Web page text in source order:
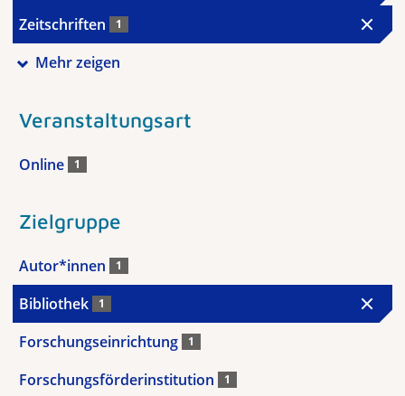
Zeitschriften 1
Mehr zeigen
Veranstaltungsart
Online 1
Zielgruppe
Autor*innen 1
Bibliothek 1
Forschungseinrichtung 1
Forschungsförderinstitution 1